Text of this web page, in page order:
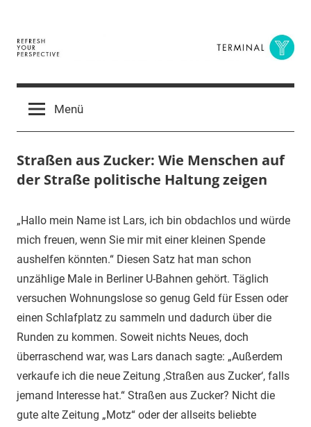
springen
Terminal
Y
Digital
BusinessMenü
Straßen aus Zucker: Wie Menschen auf
der Straße politische Haltung zeigen
20.
Oktober
2014
terminal-
y
Urbi
et
„Hallo mein Name ist Lars, ich bin obdachlos und würde
mich freuen, wenn Sie mir mit einer kleinen Spende
aushelfen könnten.“ Diesen Satz hat man schon
unzählige Male in Berliner U-Bahnen gehört. Täglich
versuchen Wohnungslose so genug Geld für Essen oder
einen Schlafplatz zu sammeln und dadurch über die
Runden zu kommen. Soweit nichts Neues, doch
überraschend war, was Lars danach sagte: „Außerdem
verkaufe ich die neue Zeitung ‚Straßen aus Zucker‘, falls
jemand Interesse hat.“ Straßen aus Zucker? Nicht die
gute alte Zeitung „Motz“ oder der allseits beliebte